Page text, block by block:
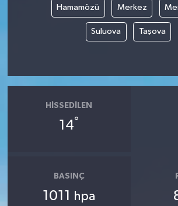
Hamamözü Merkez
Suluova Taşova
HISSEDILEN
14°
BASINÇ
1011 hpa